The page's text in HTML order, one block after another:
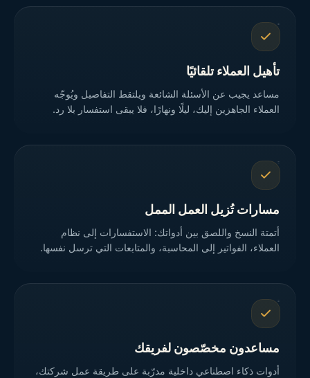
تأهيل العملاء تلقائيًا
مساعد يجيب عن الأسئلة الشائعة ويلتقط التفاصيل ويُوجّه
العملاء الجاهزين إليك، ليلًا ونهارًا، فلا يبقى استفسار بلا رد.
مسارات تُزيل العمل الممل
أتمتة النسخ واللصق بين أدواتك: الاستفسارات إلى نظام
العملاء، الفواتير إلى المحاسبة، والمتابعات التي ترسل نفسها.
مساعدون مخصّصون لفريقك
أدوات ذكاء اصطناعي داخلية مدرّبة على طريقة عمل شركتك،